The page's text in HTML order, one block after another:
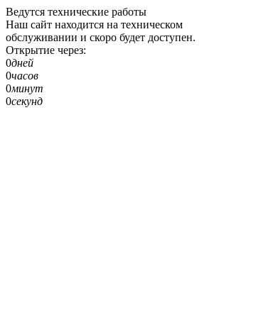
Ведутся технические работы
Наш сайт находится на техническом
обслуживании и скоро будет доступен.
Открытие через:
0дней
0часов
0минут
0секунд